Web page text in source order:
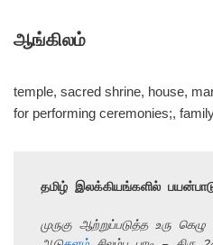
ஆங்கிலம்
temple, sacred shrine, house,
for performing ceremonies;,
தமிழ் இலக்கியங்களில்
முருகு ஆற்றுப்படுத்த உரு கெழு